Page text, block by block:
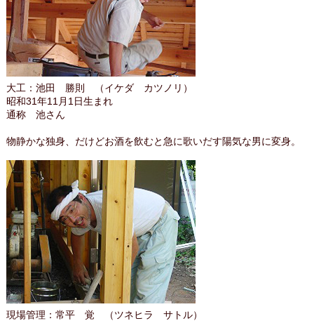
大工：池田 勝則 （イケダ カツノリ）
昭和31年11月1日生まれ
通称 池さん
物静かな独身、だけどお酒を飲むと急に歌いだす陽気な男に変身。
現場管理：常平 覚 （ツネヒラ サトル）